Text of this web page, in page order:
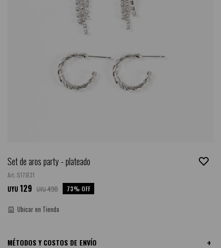
Set de aros party - plateado
S17JE31
UYU 129 UYU490 73
Ubicar en Tienda
MÉTODOS Y COSTOS DE ENVÍO